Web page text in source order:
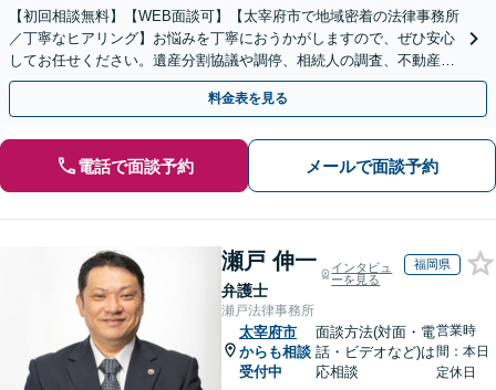
【初回相談無料】【WEB面談可】【太宰府市で地域密着の法律事務所
／丁寧なヒアリング】お悩みを丁寧におうかがしますので、ぜひ安心
してお任せください。遺産分割協議や調停、相続人の調査、不動産相
続、使い込み・寄与分など、幅広く対応
料金表を見る
電話で面談予約 メールで面談予約
瀬戸 伸一
弁護士
インタビュ
ーを見る
福岡県
瀬戸法律事務所
太宰府市
からも相談
受付中
面談方法(対面・電
話・ビデオなど)は
応相談
営業時
間：本日
定休日